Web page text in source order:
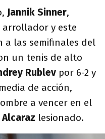
Jannik Sinner,
y este
a las semifinales del
un tenis de alto
Rublev por 6-2 y
de acción,
a vencer en el
lesionado.